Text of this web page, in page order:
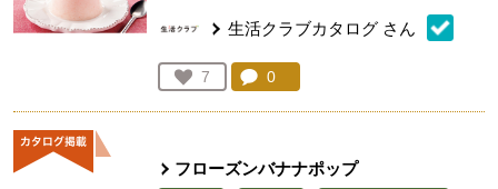
生活クラブカタログ さん
お気に入り登録：
7
人が登録
コメント：
0
フローズンバナナポップ